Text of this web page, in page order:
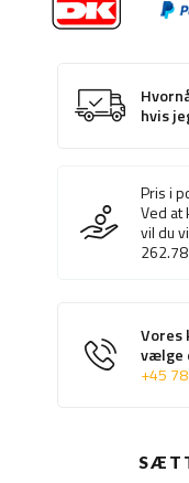
hvis
Pris i
Ved at
vil du
262.78
Vores
vælge
+45